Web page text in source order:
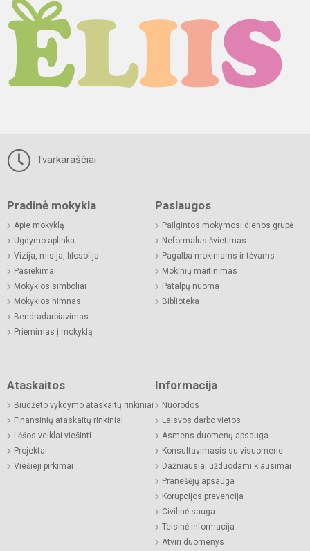
Tvarkaraščiai
Pradinė mokykla
Apie mokyklą
Ugdymo aplinka
Vizija, misija, filosofija
Pasiekimai
Mokyklos simboliai
Mokyklos himnas
Bendradarbiavimas
Priėmimas į mokyklą
Paslaugos
Pailgintos mokymosi dienos grupė
Neformalus švietimas
Pagalba mokiniams ir tėvams
Mokinių maitinimas
Patalpų nuoma
Biblioteka
Ataskaitos
Biudžeto vykdymo ataskaitų rinkiniai
Finansinių ataskaitų rinkiniai
Lėšos veiklai viešinti
Projektai
Viešieji pirkimai
Informacija
Nuorodos
Laisvos darbo vietos
Asmens duomenų apsauga
Konsultavimasis su visuomene
Dažniausiai užduodami klausimai
Pranešėjų apsauga
Korupcijos prevencija
Civilinė sauga
Teisinė informacija
Atviri duomenys